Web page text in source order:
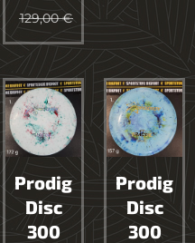
129,00€
Prodigy
Disc
300
Prodigy
Disc
300